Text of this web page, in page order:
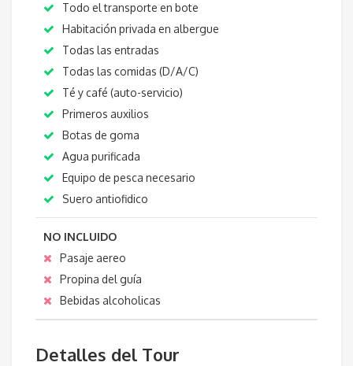
Todo el transporte en bote
Habitación privada en albergue
Todas las entradas
Todas las comidas (D/A/C)
Té y café (auto-servicio)
Primeros auxilios
Botas de goma
Agua purificada
Equipo de pesca necesario
Suero antiofidico
NO INCLUIDO
Pasaje aereo
Propina del guía
Bebidas alcoholicas
Detalles del Tour